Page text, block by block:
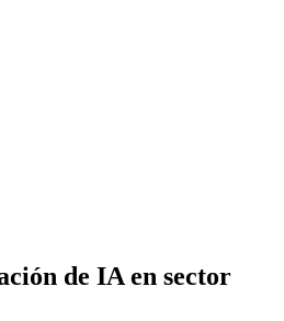
de IA en sector